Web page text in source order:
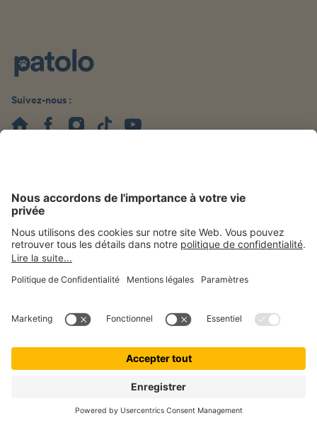
Suivez-nous :
Droit de rétractation
patolo est une marque de © getolo GmbH